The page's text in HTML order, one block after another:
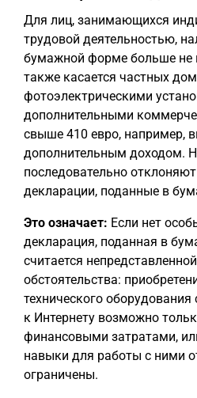
Для лиц, занимающихся
трудовой деятельностью,
бумажной форме больше не
также касается частных
фотоэлектрическими
дополнительными
свыше 410 евро, например,
дополнительным доходом.
последовательно
декларации, поданные в
Это означает: Если нет
декларация, поданная в
считается
обстоятельства:
технического
к Интернету возможно
финансовыми затратами,
навыки для работы с ними
ограничены.